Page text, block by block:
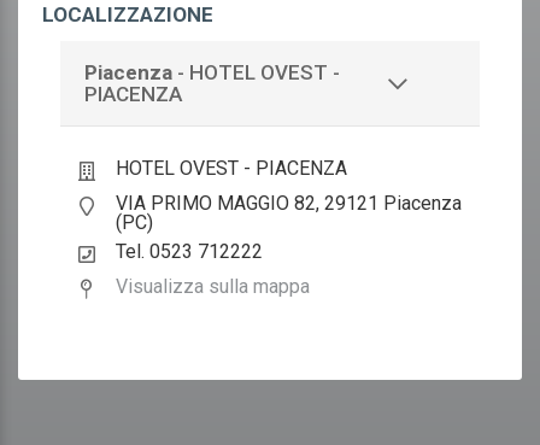
LOCALIZZAZIONE
Piacenza - HOTEL OVEST -
PIACENZA
HOTEL OVEST - PIACENZA
VIA PRIMO MAGGIO 82, 29121 Piacenza
(PC)
Tel. 0523 712222
Visualizza sulla mappa